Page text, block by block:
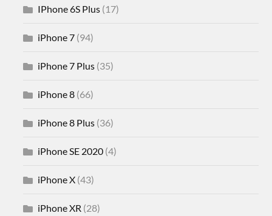
IPhone 6S Plus (17)
iPhone 7 (94)
iPhone 7 Plus (35)
iPhone 8 (66)
iPhone 8 Plus (36)
iPhone SE 2020 (4)
iPhone X (43)
iPhone XR (28)